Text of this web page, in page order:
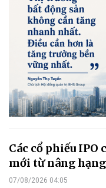
Các cổ phiếu IPO
mới từ nâng
07/08/2026 04:05